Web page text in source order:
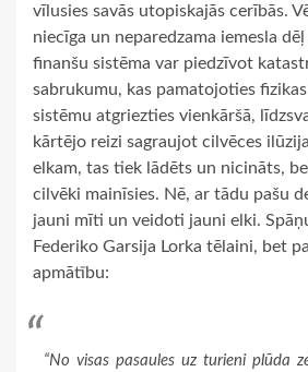
vīlusies savās utopiskajās cerībās.
niecīga un neparedzama iemesla
finanšu sistēma var piedzīvot
sabrukumu, kas pamatojoties
sistēmu atgriezties vienkāršā,
kārtējo reizi sagraujot cilvēces
elkam, tas tiek lādēts un nicināts,
cilvēki mainīsies. Nē, ar tādu pašu
jauni mīti un veidoti jauni elki.
Federiko Garsija Lorka tēlaini, bet
apmātību:
“No visas pasaules uz turieni plūda